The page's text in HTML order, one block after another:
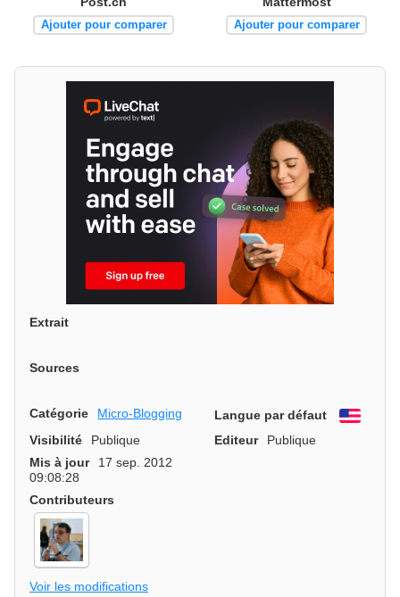
Ajouter pour comparer Ajouter pour comparer
Extrait
Sources
Catégorie Micro-Blogging Langue par défaut
Visibilité
Publique Editeur
Publique
Mis à jour
17 sep. 2012
09:08:28
Contributeurs
Voir les modifications